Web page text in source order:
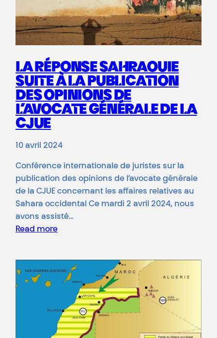
LA RÉPONSE SAHRAOUIE
SUITE À LA PUBLICATION
DES OPINIONS DE
L’AVOCATE GÉNÉRALE DE LA
CJUE
10 avril 2024
Conférence internationale de juristes sur la
publication des opinions de l’avocate générale
de la CJUE concernant les affaires relatives au
Sahara occidental Ce mardi 2 avril 2024, nous
avons assisté…
Read more